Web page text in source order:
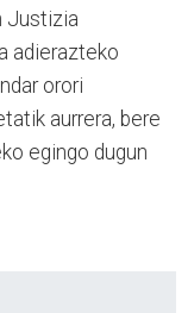
Justizia
adierazteko
orori
aurrera, bere
egingo dugun